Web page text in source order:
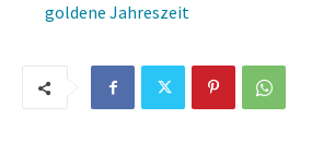
goldene Jahreszeit